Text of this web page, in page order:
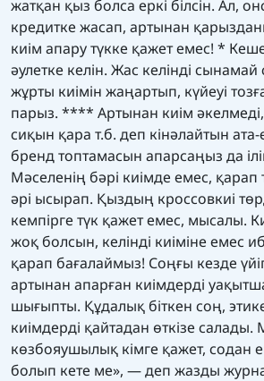
жатқан қыз болса еркі білсін. Ал,
кредитке жасап, артынан
киім апару түкке қажет емес! *
әулетке келін. Жас келінді
жұрты киімін жаңартып, күйеуі
парыз. **** Артынан киім әкелмеді,
сиқын қара т.б. деп кінәлайтын
бренд топтамасын апарсаңыз да
Мәселенің бәрі киімде емес, қарап
әрі ысырап. Қыздың кроссовкиі
кемпірге түк қажет емес, мысалы.
жоқ болсын, келінді киіміне емес
қарап бағалаймыз! Соңғы кезде
артынан апарған киімдерді
шығыпты. Құдалық біткен соң,
киімдерді қайтадан өткізе салады.
көзбояушылық кімге қажет, содан
болып кете ме», — деп жазды